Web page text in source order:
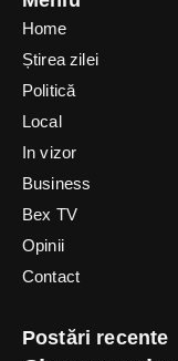
Home
Știrea zilei
Politică
Local
In vizor
Business
Bex TV
Opinii
Contact
Postări recente